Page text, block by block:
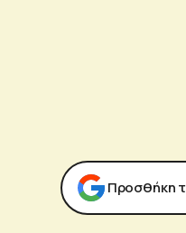
Προσθήκη